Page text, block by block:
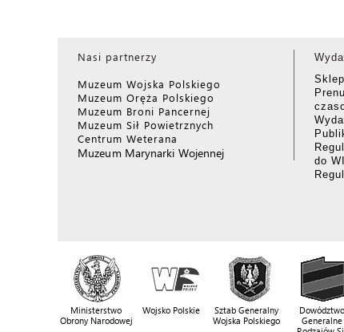
Nasi partnerzy
Muzeum Wojska Polskiego
Muzeum Oręża Polskiego
Muzeum Broni Pancernej
Muzeum Sił Powietrznych
Centrum Weterana
Muzeum Marynarki Wojennej
do
Ministerstwo
Obrony Narodowej
Wojsko Polskie
Sztab Generalny
Wojska Polskiego
Dowództwo
Generalne